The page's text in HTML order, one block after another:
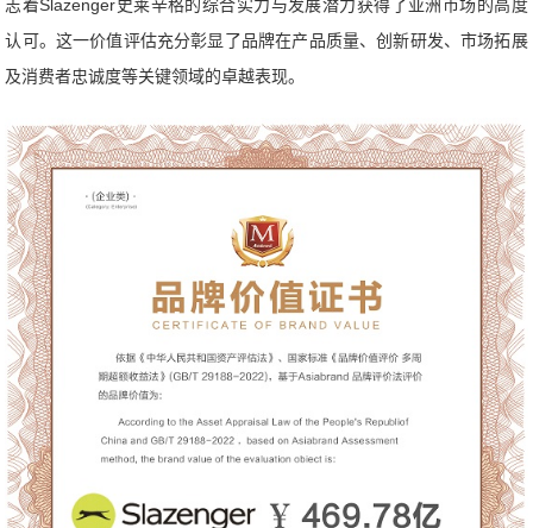
志着Slazenger史莱辛格的综合实力与发展潜力获得了亚洲市场的高度
认可。这一价值评估充分彰显了品牌在产品质量、创新研发、市场拓展
及消费者忠诚度等关键领域的卓越表现。